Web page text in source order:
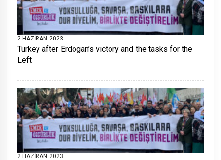
2 HAZIRAN 2023
Turkey after Erdogan’s victory and the tasks for the
Left
2 HAZIRAN 2023